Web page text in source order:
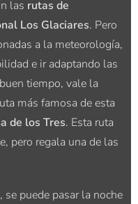
las rutas de
Los Glaciares. Pero
a la meteorología,
e ir adaptando las
tiempo, vale la
más famosa de esta
de los Tres. Esta ruta
pero regala una de las
puede pasar la noche